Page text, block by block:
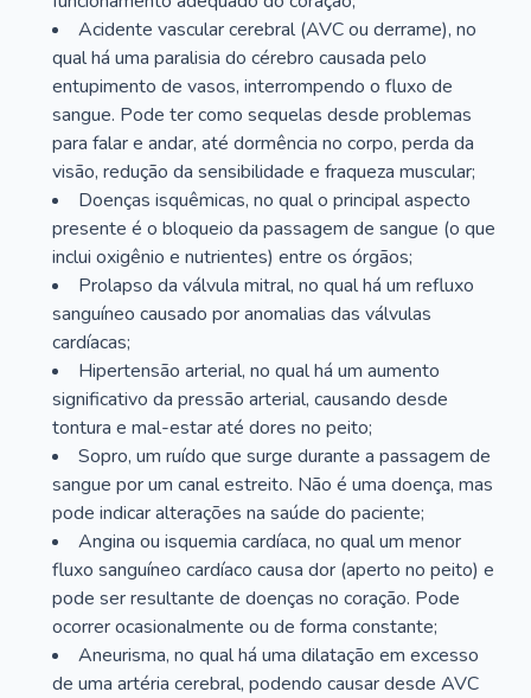
Acidente vascular cerebral (AVC ou derrame), no
qual há uma paralisia do cérebro causada pelo
entupimento de vasos, interrompendo o fluxo de
sangue. Pode ter como sequelas desde problemas
para falar e andar, até dormência no corpo, perda da
visão, redução da sensibilidade e fraqueza muscular;
Doenças isquêmicas, no qual o principal aspecto
presente é o bloqueio da passagem de sangue (o que
inclui oxigênio e nutrientes) entre os órgãos;
Prolapso da válvula mitral, no qual há um refluxo
sanguíneo causado por anomalias das válvulas
cardíacas;
Hipertensão arterial, no qual há um aumento
significativo da pressão arterial, causando desde
tontura e mal-estar até dores no peito;
Sopro, um ruído que surge durante a passagem de
sangue por um canal estreito. Não é uma doença, mas
pode indicar alterações na saúde do paciente;
Angina ou isquemia cardíaca, no qual um menor
fluxo sanguíneo cardíaco causa dor (aperto no peito) e
pode ser resultante de doenças no coração. Pode
ocorrer ocasionalmente ou de forma constante;
Aneurisma, no qual há uma dilatação em excesso
de uma artéria cerebral, podendo causar desde AVC